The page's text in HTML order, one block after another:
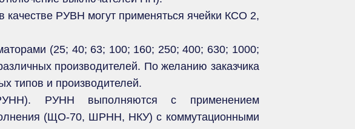
РУВН могут применяться ячейки КСО 2,
(25; 40; 63; 100; 160; 250; 400; 630; 1000;
производителей. По желанию заказчика
типов и производителей.
(РУНН). РУНН выполняются с применением
(ЩО-70, ШРНН, НКУ) с коммутационными